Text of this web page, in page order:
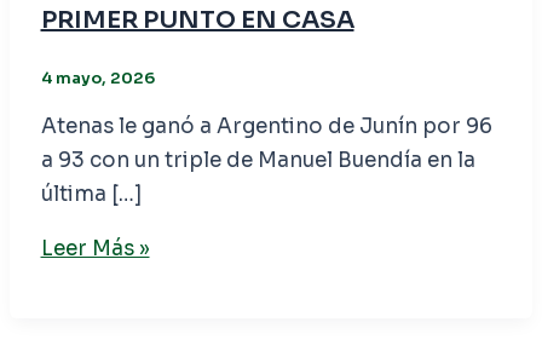
PRIMER PUNTO EN CASA
4 mayo, 2026
Atenas le ganó a Argentino de Junín por 96
a 93 con un triple de Manuel Buendía en la
última […]
Leer Más »